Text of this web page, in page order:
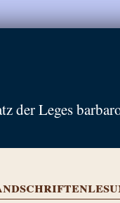
der Leges